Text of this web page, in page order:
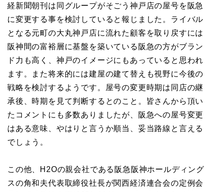
経新聞朝刊は同グループがそごう神戸店の屋号を阪急
に変更する事を検討していると報じました。ライバル
となる元町の大丸神戸店に流れた顧客を取り戻すには
阪神間の富裕層に基盤を築いている阪急の方がブラン
ド力も高く、神戸のイメージにもあっていると思われ
ます。また将来的には建屋の建て替えも視野に今後の
戦略を検討するようです。屋号の変更時期は同店の継
承後、時期を見て判断するとのこと。皆さんから頂い
たコメントにも多数ありましたが、阪急への屋号変更
はある意味、やはりと言うか順当、妥当路線と言える
でしょう。
この他、H2Oの親会社である阪急阪神ホールディング
スの角和夫代表取締役社長が関西経済連合会の定例会